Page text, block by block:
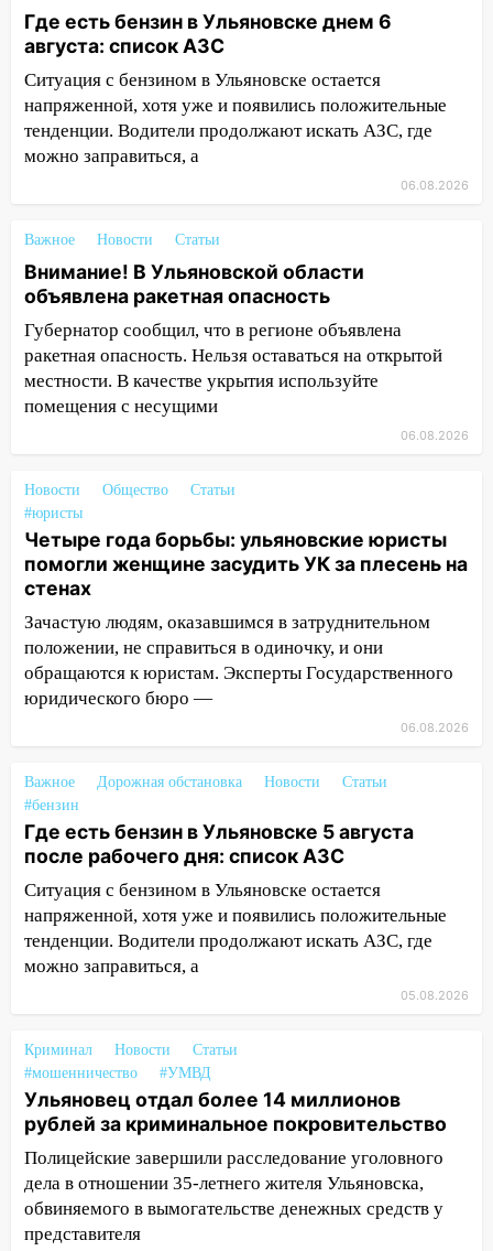
автоподставщиков
13:36 В Инзе произошел крупный пожар
13:00 В суде защитили репутацию
мужчины, которого необоснованно
обвиняли в жестоком обращении с
животными
Ульяновской области перевозчик
провернул хитрую схему с чужими
проездными
12:10 Ульяновский алиментщик накопил
120 тысяч долга
11:49 Снят режим «Ракетная
опасность» на территории Ульяновской
11:30
Кабмин РФ разрешил до 1 июля
2027 года импорт, выпуск и обращение
бензина Евро 2, Евро 3, Евро 4
11:12 Соцсети: на Рябикова автомобиль
врезался в забор
10:27
Где есть бензин в Ульяновске
днем 6 августа: список АЗС
10:16 Внимание! В Ульяновской области
51-летний мужчина
09:50 В Ульяновске черный коршун
застрял в тепловозе
09:44 Ульяновские спасатели помогли
юному велосипедисту на улице
Чернышевского
В Заволжском районе украли два
07:18
В Ульяновск идет
тридцатиградусная жара: какая будет
погода в четверг
06:00
Четыре года борьбы: ульяновские
юристы помогли женщине засудить УК
за плесень на стенах
05:00 Кому 6 августа звезды сулят
Где есть бензин в Ульяновске днем 6
августа: список АЗС
Ситуация с бензином в Ульяновске остается
напряженной, хотя уже и появились положительные
тенденции. Водители продолжают искать АЗС, где
можно заправиться, а
06.08.2026
Важное Новости Статьи
Внимание! В Ульяновской области
объявлена ракетная опасность
Губернатор сообщил, что в регионе объявлена
ракетная опасность. Нельзя оставаться на открытой
местности. В качестве укрытия используйте
помещения с несущими
06.08.2026
Новости Общество
Статьи
#юристы
Четыре года борьбы: ульяновские юристы
помогли женщине засудить УК за плесень на
стенах
Зачастую людям, оказавшимся в затруднительном
положении, не справиться в одиночку, и они
обращаются к юристам. Эксперты Государственного
юридического бюро —
06.08.2026
Важное Дорожная обстановка Новости
Статьи
#бензин
Где есть бензин в Ульяновске 5 августа
после рабочего дня: список АЗС
Ситуация с бензином в Ульяновске остается
напряженной, хотя уже и появились положительные
тенденции. Водители продолжают искать АЗС, где
можно заправиться, а
05.08.2026
Криминал Новости
Статьи
#мошенничество
#УМВД
Ульяновец отдал более 14 миллионов
рублей за криминальное покровительство
Полицейские завершили расследование уголовного
дела в отношении 35-летнего жителя Ульяновска,
обвиняемого в вымогательстве денежных средств у
представителя